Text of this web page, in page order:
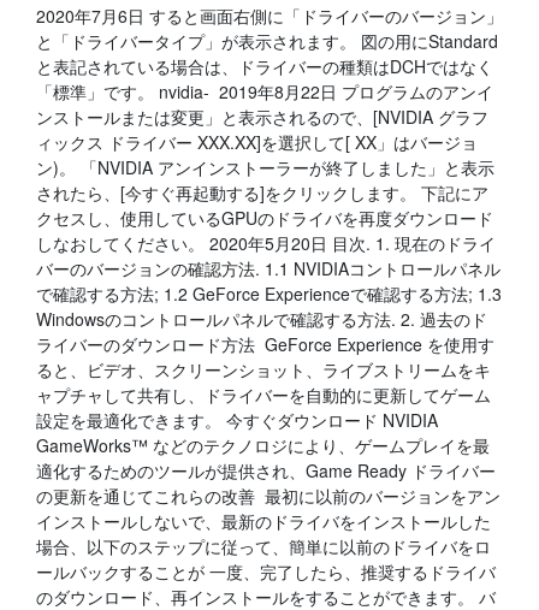
2020年7月6日 すると画面右側に「ドライバーのバージョン」
と「ドライバータイプ」が表示されます。 図の用にStandard
と表記されている場合は、ドライバーの種類はDCHではなく
「標準」です。 nvidia- 2019年8月22日 プログラムのアンイ
ンストールまたは変更」と表示されるので、[NVIDIA グラフ
ィックス ドライバー XXX.XX]を選択して[ XX」はバージョ
ン)。 「NVIDIA アンインストーラーが終了しました」と表示
されたら、[今すぐ再起動する]をクリックします。 下記にア
クセスし、使用しているGPUのドライバを再度ダウンロード
しなおしてください。 2020年5月20日 目次. 1. 現在のドライ
バーのバージョンの確認方法. 1.1 NVIDIAコントロールパネル
で確認する方法; 1.2 GeForce Experienceで確認する方法; 1.3
Windowsのコントロールパネルで確認する方法. 2. 過去のド
ライバーのダウンロード方法 GeForce Experience を使用す
ると、ビデオ、スクリーンショット、ライブストリームをキ
ャプチャして共有し、ドライバーを自動的に更新してゲーム
設定を最適化できます。 今すぐダウンロード NVIDIA
GameWorks™ などのテクノロジにより、ゲームプレイを最
適化するためのツールが提供され、Game Ready ドライバー
の更新を通じてこれらの改善 最初に以前のバージョンをアン
インストールしないで、最新のドライバをインストールした
場合、以下のステップに従って、簡単に以前のドライバをロ
ールバックすることが 一度、完了したら、推奨するドライバ
のダウンロード、再インストールをすることができます。 バ